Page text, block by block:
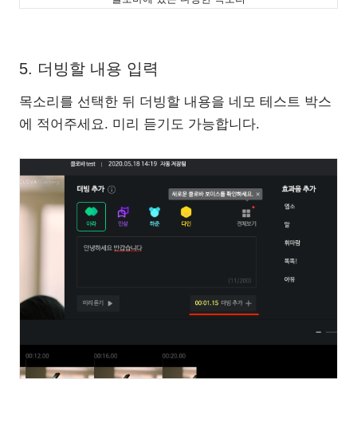
5. 더빙할 내용 입력
목소리를 선택한 뒤 더빙할 내용을 네모 테스트 박스
에 적어주세요. 미리 듣기도 가능합니다.